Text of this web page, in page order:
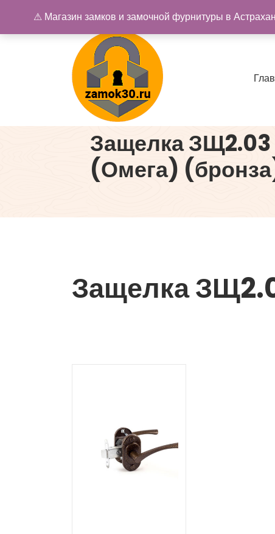
содержимому
Глав
Защелка
(Омега)
Защелка
⚠ Магазин замков и замочной фурнитуры в